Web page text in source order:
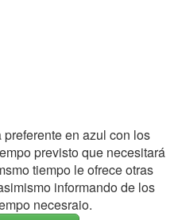
en azul con los
previsto que necesitará
tiempo le ofrece otras
informando de los
necesraio.